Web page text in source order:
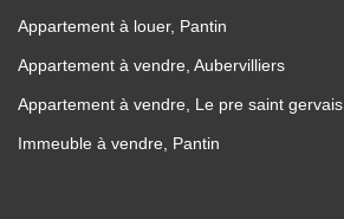
Appartement à louer, Pantin
Appartement à vendre, Aubervilliers
Appartement à vendre, Le pre saint gervais
Immeuble à vendre, Pantin